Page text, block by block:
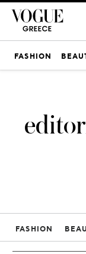
FASHION
FASHION